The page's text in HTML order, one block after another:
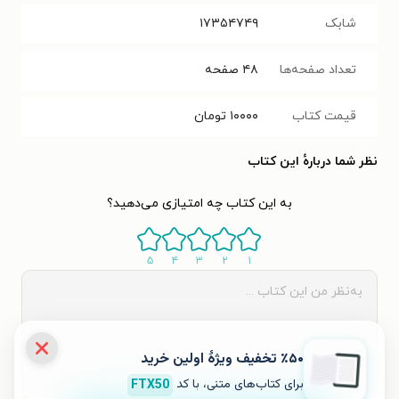
شابک ۱۷۳۵۴۷۴۹
تعداد صفحه‌ها ۴۸ صفحه
قیمت کتاب ۱۰۰۰۰ تومان
نظر شما دربارهٔ این کتاب
به این کتاب چه امتیازی می‌دهید؟
۱ ۲ ۳ ۴ ۵
٪۵۰ تخفیف ویژۀ اولین خرید
برای کتاب‌های متنی، با کد FTX50